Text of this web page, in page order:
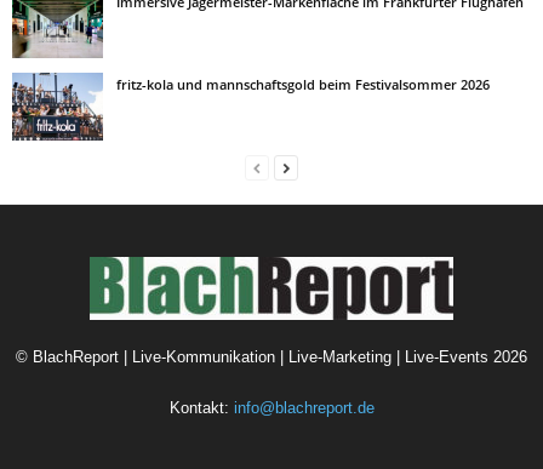
fritz-kola und mannschaftsgold beim Festivalsommer 2026
© BlachReport | Live-Kommunikation | Live-Marketing | Live-Events 2026
Kontakt: info@blachreport.de